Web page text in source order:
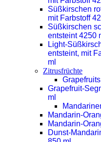
Süßkirschen
mit Farbstoff
Süßkirschen
entsteint 4250
Light-
entsteint, mit
ml
Zitrusfrüchte
Grapefruits
Grapefruit-
ml
Mandarin-
Mandarin-
Dunst-